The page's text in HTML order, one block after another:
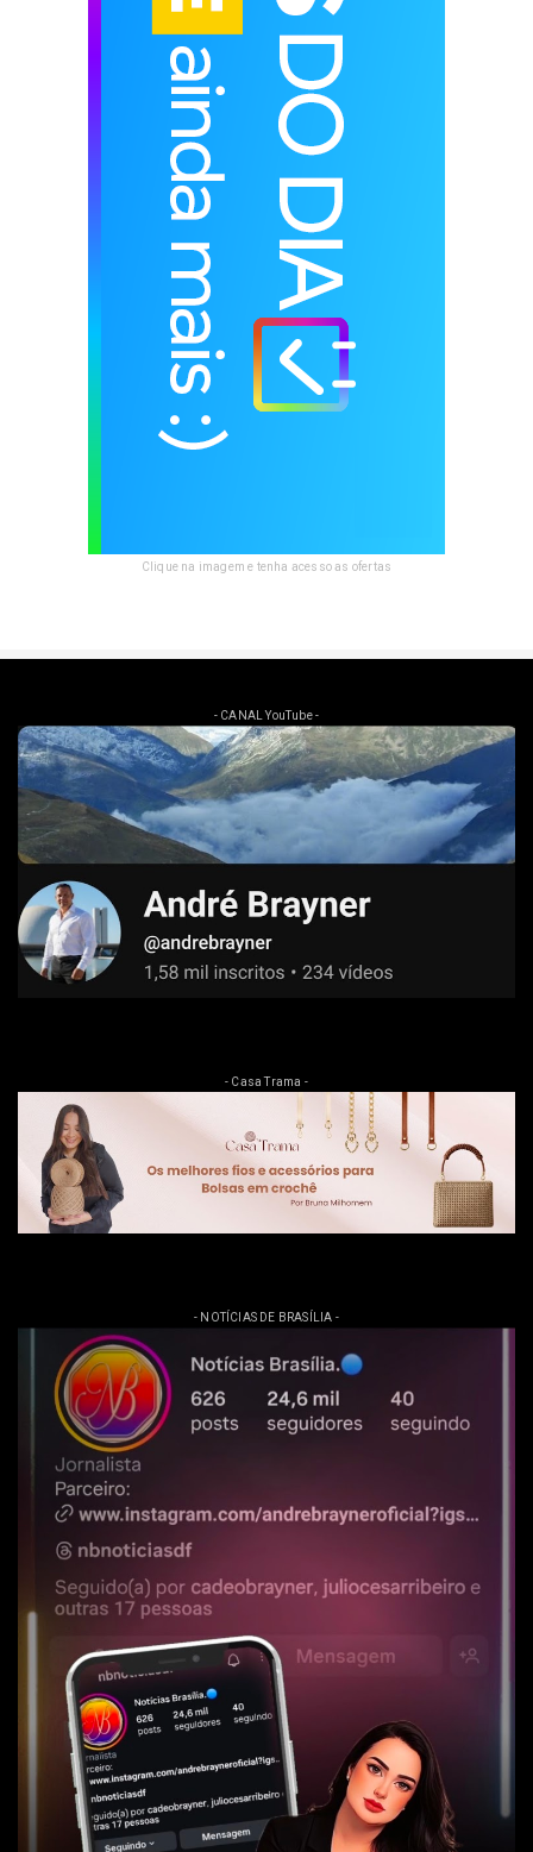
Clique na imagem e tenha acesso as ofertas
- CANAL YouTube -
- Casa Trama -
- NOTÍCIAS DE BRASÍLIA -